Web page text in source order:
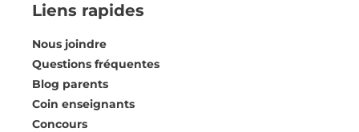
Liens rapides
Nous joindre
Questions fréquentes
Blog parents
Coin enseignants
Concours